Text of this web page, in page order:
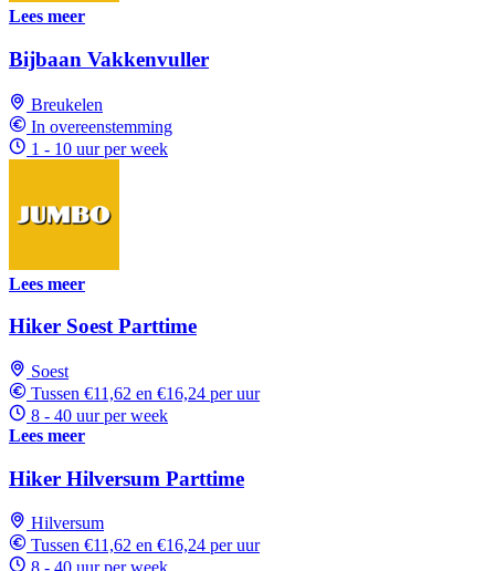
Lees meer
Bijbaan Vakkenvuller
Breukelen
In overeenstemming
1 - 10 uur per week
Lees meer
Hiker Soest Parttime
Soest
Tussen €11,62 en €16,24 per uur
8 - 40 uur per week
Lees meer
Hiker Hilversum Parttime
Hilversum
Tussen €11,62 en €16,24 per uur